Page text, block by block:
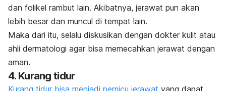
dan folikel rambut lain. Akibatnya, jerawat pun akan
lebih besar dan muncul di tempat lain.
Maka dari itu, selalu diskusikan dengan dokter kulit atau
ahli dermatologi agar bisa memecahkan jerawat dengan
aman.
4. Kurang tidur